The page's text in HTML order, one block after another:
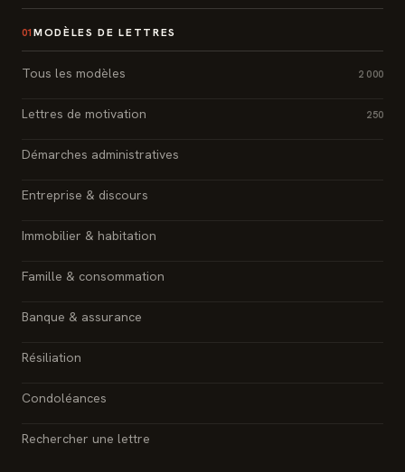
01 MODÈLES DE LETTRES
Tous les modèles 2 000
Lettres de motivation 250
Démarches administratives
Entreprise & discours
Immobilier & habitation
Famille & consommation
Banque & assurance
Résiliation
Condoléances
Rechercher une lettre